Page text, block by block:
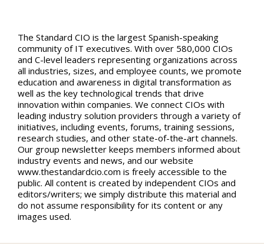
The Standard CIO is the largest Spanish-speaking
community of IT executives. With over 580,000 CIOs
and C-level leaders representing organizations across
all industries, sizes, and employee counts, we promote
education and awareness in digital transformation as
well as the key technological trends that drive
innovation within companies. We connect CIOs with
leading industry solution providers through a variety of
initiatives, including events, forums, training sessions,
research studies, and other state-of-the-art channels.
Our group newsletter keeps members informed about
industry events and news, and our website
www.thestandardcio.com is freely accessible to the
public. All content is created by independent CIOs and
editors/writers; we simply distribute this material and
do not assume responsibility for its content or any
images used.